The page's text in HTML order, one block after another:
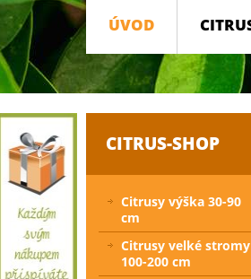
ÚVOD
CITRUS-SHOP
Citrusy výška 30-90
cm
Citrusy velké stromy
100-200 cm